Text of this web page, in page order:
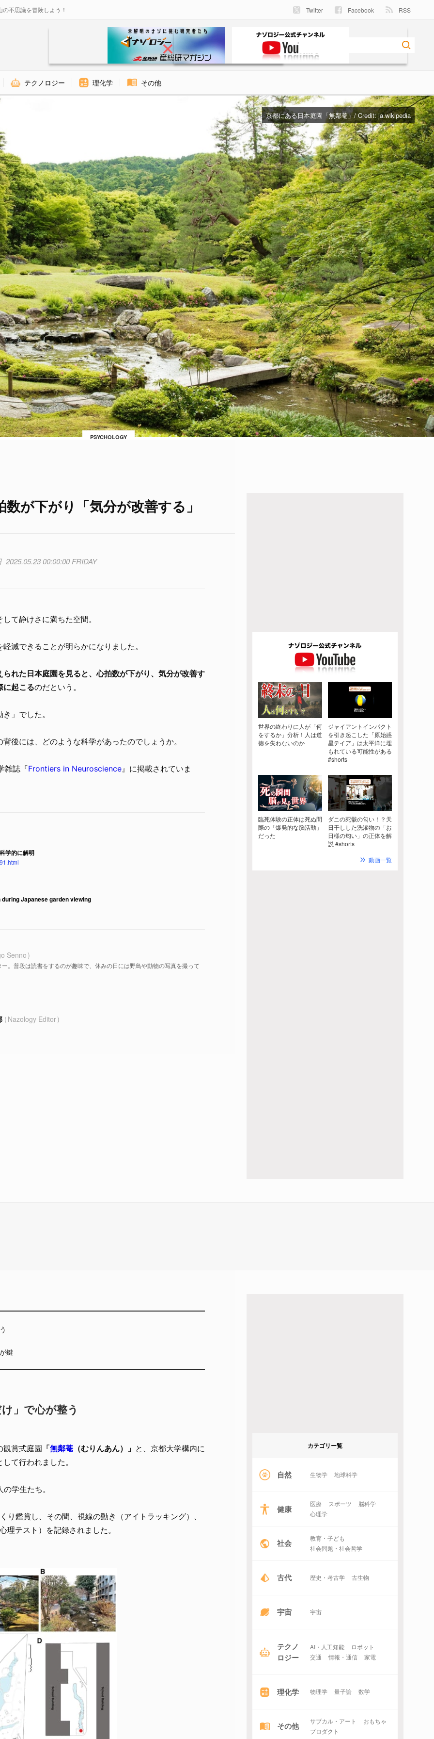
不思議を冒険しよう！ Twitter Facebook RSS
テクノロジー 理化学 その他
京都にある日本庭園「無鄰菴」/ Credit:ja.wikipedia
PSYCHOLOGY
が下がり「気分が改善する」
2025.05.23 00:00:00 FRIDAY
て静けさに満ちた空間。
減できることが明らかになりました。
られた日本庭園を見ると、心拍数が下がり、気分が改善す
に起こるのだという。
」でした。
後には、どのような科学があったのでしょうか。
雑誌『Frontiers in Neuroscience 』に掲載されていま
学的に解明
Japanese garden viewing
Senno
。普段は読書をするのが趣味で、休みの日には野鳥や動物の写真を撮って
Nazology Editor
世界の終わりに人が「何
をするか」分析！人は道
徳を失わないのか
ジャイアントインパクト
を引き起こした「原始惑
星テイア」は太平洋に埋
もれている可能性がある
#shorts
臨死体験の正体は死ぬ間
際の「爆発的な脳活動」
だった
ダニの死骸の匂い！？天
日干しした洗濯物の「お
日様の匂い」の正体を解
説 #shorts
動画一覧
鍵
」で心が整う
観賞式庭園 「無鄰菴 （むりんあん）」 と、京都大学構内に
て行われました。
学生たち。
り鑑賞し、その間、視線の動き（アイトラッキング）、
理テスト）を記録されました。
カテゴリー覧
自然 生物学 地球科学
健康 医療 スポーツ
脳科学
心理学
社会
教育・子ども
社会問題・社会哲学
古代 歴史・考古学 古生物
宇宙 宇宙
テクノ
ロジー
AI・人工知能
ロボット
交通
情報・通信 家電
理化学 物理学 量子論 数学
その他 サブカル・アート
おもちゃ
プロダクト